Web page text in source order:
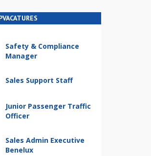
Safety & Compliance
Manager
Sales Support Staff
Junior Passenger Traffic
Officer
Sales Admin Executive
Benelux